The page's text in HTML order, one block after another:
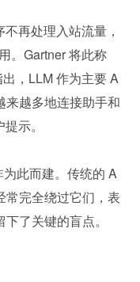
再处理入站流量，
。Gartner 将此称
，LLM 作为主要 A
来越多地连接助手和
示。
此而建。传统的 A
常完全绕过它们，表
了关键的盲点。